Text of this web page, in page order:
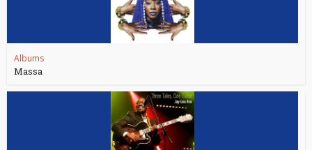
Albums
Massa